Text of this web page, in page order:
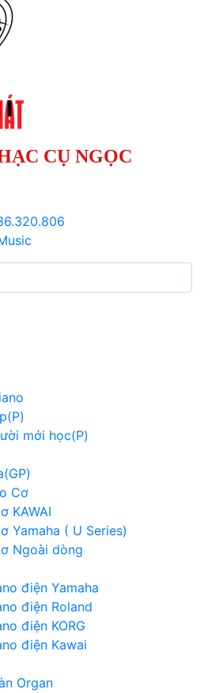
CỤ NGỌC
mới học(P)
Cơ
KAWAI
Yamaha ( U Series)
Ngoài dòng
điện Yamaha
điện Roland
điện KORG
điện Kawai
Organ